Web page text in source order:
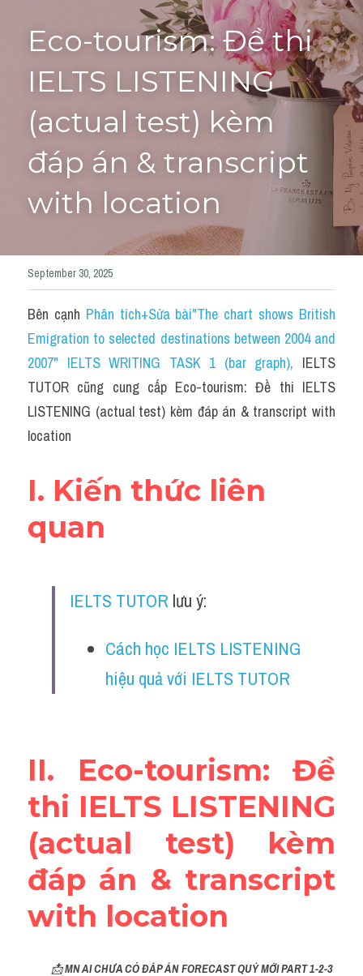
Tourism and Travelling
Pronunciation
Section 1
Social issues
Section 2
Map
Transcript
Cam
Series luyện nghe Tiếng Anh cùng IELTS T
Health and Medicine
Environment
Technology
IELTS Advice
Đề thi thật IELTS
Vocabulary
Education
Business
HỌC THỬ
Eco-tourism: Đề thi
IELTS LISTENING
(actual test) kèm
đáp án & transcript
with location
September 30, 2025
Bên cạnh Phân tích+Sửa bài"The chart shows British
Emigration to selected destinations between 2004 and
2007" IELTS WRITING TASK 1 (bar graph), IELTS
TUTOR cũng cung cấp Eco-tourism: Đề thi IELTS
LISTENING (actual test) kèm đáp án & transcript with
location
I. Kiến thức liên
quan
IELTS TUTOR lưu ý:
Cách học IELTS LISTENING
hiệu quả với IELTS TUTOR
II. Eco-tourism: Đề
thi IELTS LISTENING
(actual test) kèm
đáp án & transcript
with location
📩 MN AI CHƯA CÓ ĐÁP ÁN FORECAST QUÝ MỚI PART 1-2-3